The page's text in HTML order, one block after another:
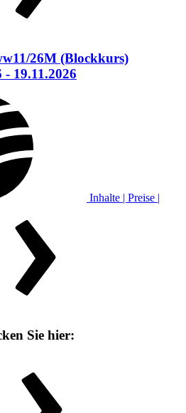
26M (Blockkurs)
- 19.11.2026
Inhalte | Preise |
Sie hier: